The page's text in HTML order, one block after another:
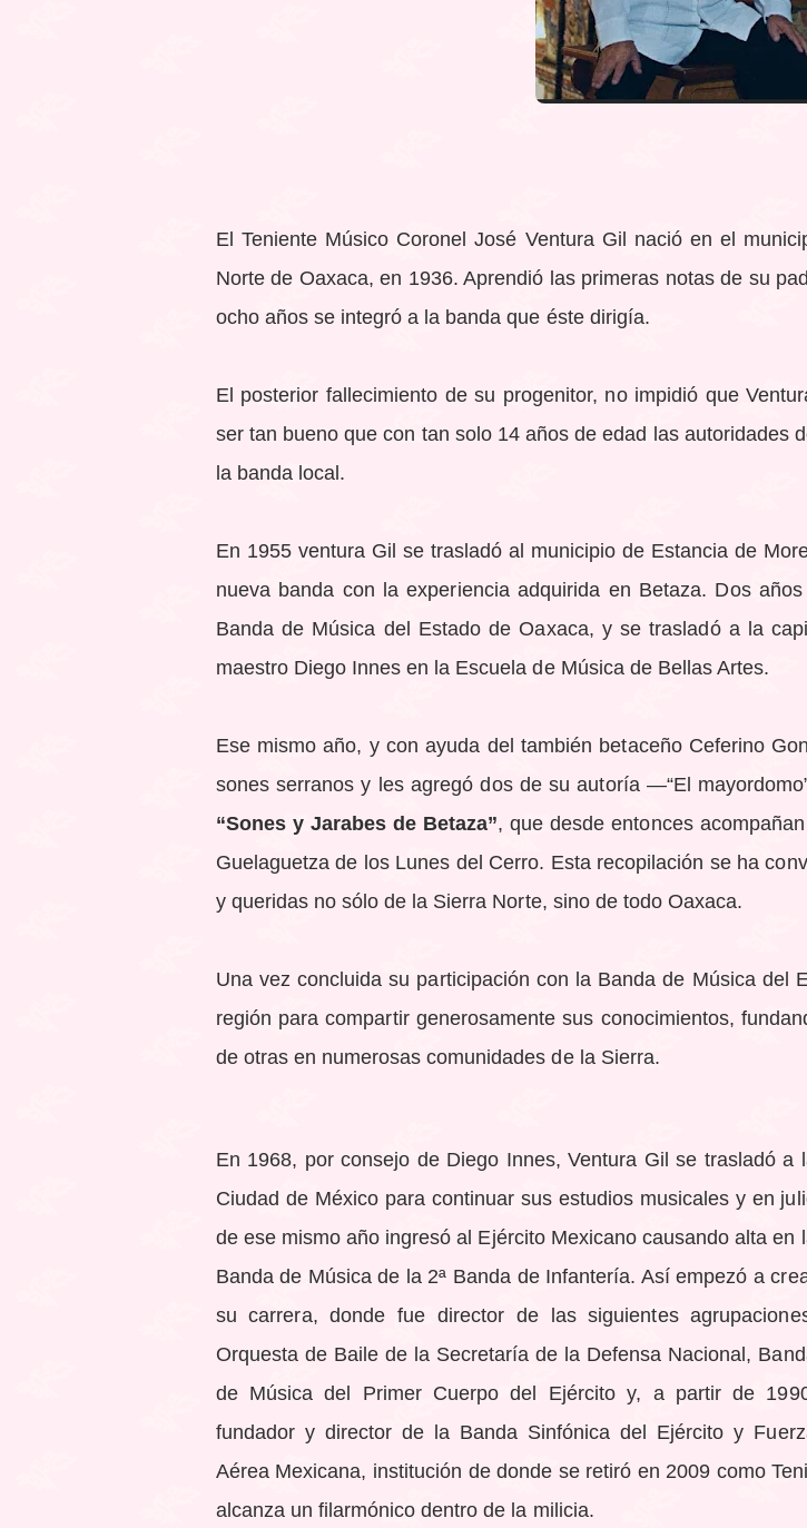
El Teniente Músico Coronel José Ventura Gil nació en el
Norte de Oaxaca, en 1936. Aprendió las primeras notas de su
ocho años se integró a la banda que éste dirigía.
El posterior fallecimiento de su progenitor, no impidió que
ser tan bueno que con tan solo 14 años de edad las autoridades
la banda local.
En 1955 ventura Gil se trasladó al municipio de Estancia de
nueva banda con la experiencia adquirida en Betaza. Dos
Banda de Música del Estado de Oaxaca, y se trasladó a la
maestro Diego Innes en la Escuela de Música de Bellas Artes.
Ese mismo año, y con ayuda del también betaceño Ceferino
sones serranos y les agregó dos de su autoría —“El
“Sones y Jarabes de Betaza”, que desde entonces
Guelaguetza de los Lunes del Cerro. Esta recopilación se ha
y queridas no sólo de la Sierra Norte, sino de todo Oaxaca.
Una vez concluida su participación con la Banda de Música del
región para compartir generosamente sus conocimientos,
de otras en numerosas comunidades de la Sierra.
En 1968, por consejo de Diego Innes, Ventura Gil se trasladó a
Ciudad de México para continuar sus estudios musicales y en
de ese mismo año ingresó al Ejército Mexicano causando alta en
Banda de Música de la 2ª Banda de Infantería. Así empezó a
su carrera, donde fue director de las siguientes
Orquesta de Baile de la Secretaría de la Defensa Nacional,
de Música del Primer Cuerpo del Ejército y, a partir de
fundador y director de la Banda Sinfónica del Ejército y
Aérea Mexicana, institución de donde se retiró en 2009 como
alcanza un filarmónico dentro de la milicia.